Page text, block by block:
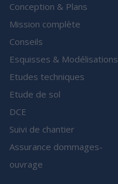
Conception & Plans
Mission complète
Conseils
Esquisses & Modélisations
Etudes techniques
Etude de sol
DCE
Suivi de chantier
Assurance dommages-
ouvrage